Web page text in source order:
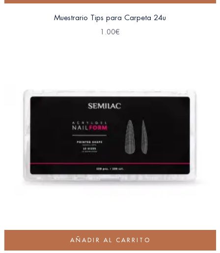
Muestrario Tips para Carpeta 24u
1.00€
AÑADIR AL CARRITO